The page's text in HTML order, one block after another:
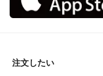
注文したい